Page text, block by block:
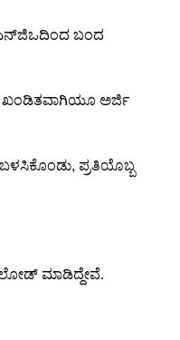
ಎನ್‌ಜಿಒದಿಂದ ಬಂದ
ಖಂಡಿತವಾಗಿಯೂ ಅರ್ಜಿ
ಪ್ರತಿಯೊಬ್ಬ
ಮಾಡಿದ್ದೇವೆ.